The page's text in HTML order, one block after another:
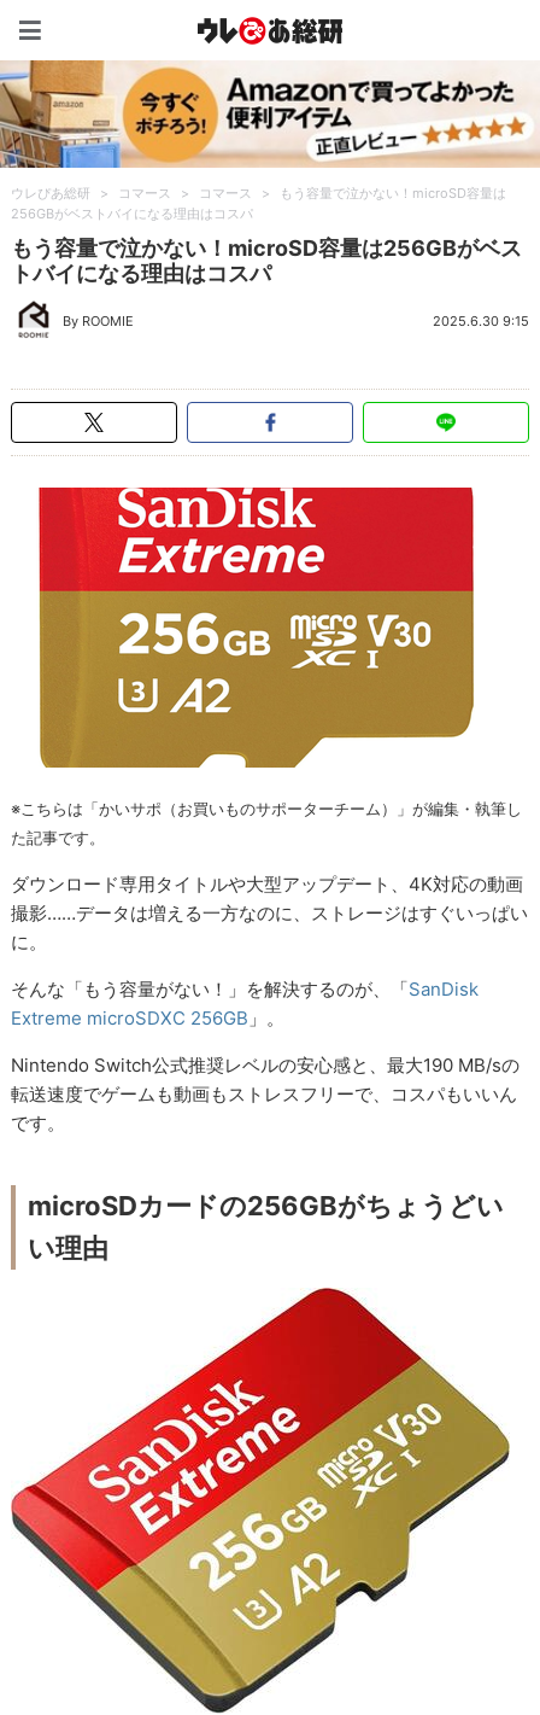
ウレぴあ総研 > コマース > コマース >
もう容量で泣かない！microSD容量は
256GBがベストバイになる理由はコスパ
もう容量で泣かない！microSD容量は256GBがベス
トバイになる理由はコスパ
By ROOMIE 2025.6.30 9:15
※こちらは「かいサポ（お買いものサポーターチーム）」が編集・執筆し
た記事です。
ダウンロード専用タイトルや大型アップデート、4K対応の動画
撮影……データは増える一方なのに、ストレージはすぐいっぱい
に。
そんな「もう容量がない！」を解決するのが、「SanDisk
Extreme microSDXC 256GB 」。
Nintendo Switch公式推奨レベルの安心感と、最大190 MB/sの
転送速度でゲームも動画もストレスフリーで、コスパもいいん
です。
microSDカードの256GBがちょうどい
い理由